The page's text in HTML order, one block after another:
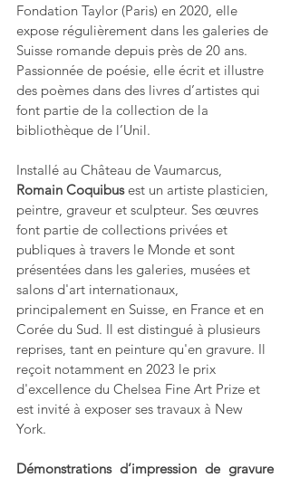
Fondation Taylor (Paris) en 2020, elle
expose régulièrement dans les galeries de
Suisse romande depuis près de 20 ans.
Passionnée de poésie, elle écrit et illustre
des poèmes dans des livres d’artistes qui
font partie de la collection de la
bibliothèque de l’Unil.
Installé au Château de Vaumarcus,
Romain Coquibus est un artiste plasticien,
peintre, graveur et sculpteur. Ses œuvres
font partie de collections privées et
publiques à travers le Monde et sont
présentées dans les galeries, musées et
salons d'art internationaux,
principalement en Suisse, en France et en
Corée du Sud. Il est distingué à plusieurs
reprises, tant en peinture qu'en gravure. Il
reçoit notamment en 2023 le prix
d'excellence du Chelsea Fine Art Prize et
est invité à exposer ses travaux à New
York.
Démonstrations d’impression de gravure